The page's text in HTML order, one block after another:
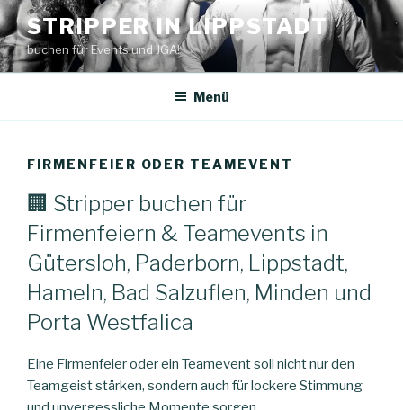
Zum
Inhalt
springen
STRIPPER IN LIPPSTADT
buchen für Events und JGA!
Menü
FIRMENFEIER ODER TEAMEVENT
🏢 Stripper buchen für
Firmenfeiern & Teamevents in
Gütersloh, Paderborn, Lippstadt,
Hameln, Bad Salzuflen, Minden und
Porta Westfalica
Eine Firmenfeier oder ein Teamevent soll nicht nur den
Teamgeist stärken, sondern auch für lockere Stimmung